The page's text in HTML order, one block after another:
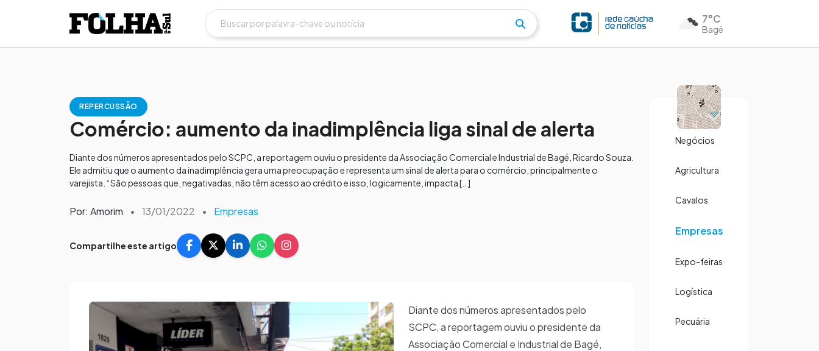
7°C
Bagé
REPERCUSSÃO
Comércio: aumento da inadimplência liga sinal de alerta
Diante dos números apresentados pelo SCPC, a reportagem ouviu o presidente da Associação Comercial e Industrial de Bagé, Ricardo Souza.
Ele admitiu que o aumento da inadimplência gera uma preocupação e representa um sinal de alerta para o comércio, principalmente o
varejista. “São pessoas que, negativadas, não têm acesso ao crédito e isso, logicamente, impacta […]
Por: Amorim • 13/01/2022 • Empresas
Compartilhe este artigo
Diante dos números apresentados pelo
SCPC, a reportagem ouviu o presidente da
Associação Comercial e Industrial de Bagé,
Negócios
Agricultura
Cavalos
Empresas
Expo-feiras
Logística
Pecuária